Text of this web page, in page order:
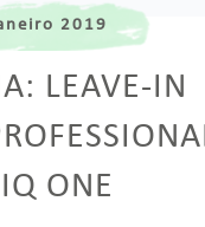
2019
LEAVE-IN
ONE